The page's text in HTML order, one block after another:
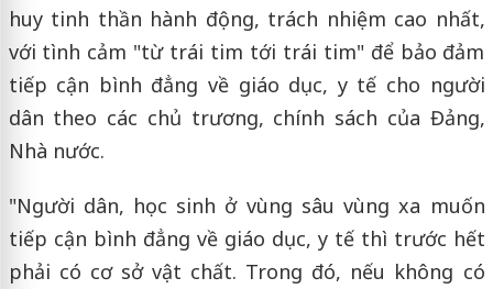
huy tinh thần hành động, trách nhiệm cao nhất,
với tình cảm "từ trái tim tới trái tim" để bảo đảm
tiếp cận bình đẳng về giáo dục, y tế cho người
dân theo các chủ trương, chính sách của Đảng,
Nhà nước.
"Người dân, học sinh ở vùng sâu vùng xa muốn
tiếp cận bình đẳng về giáo dục, y tế thì trước hết
phải có cơ sở vật chất. Trong đó, nếu không có